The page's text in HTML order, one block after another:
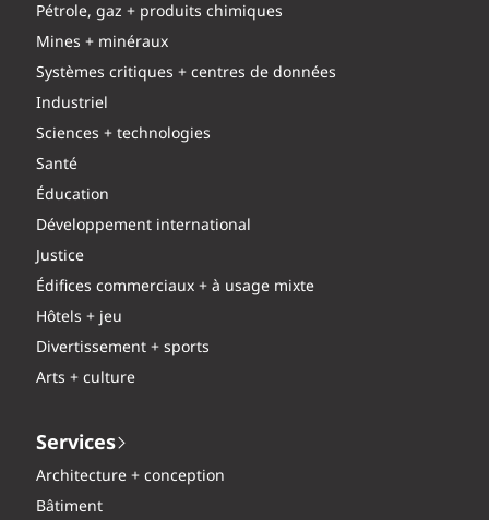
Pétrole, gaz + produits chimiques
Mines + minéraux
Systèmes critiques + centres de données
Industriel
Sciences + technologies
Santé
Éducation
Développement international
Justice
Édifices commerciaux + à usage mixte
Hôtels + jeu
Divertissement + sports
Arts + culture
Services
Architecture + conception
Bâtiment